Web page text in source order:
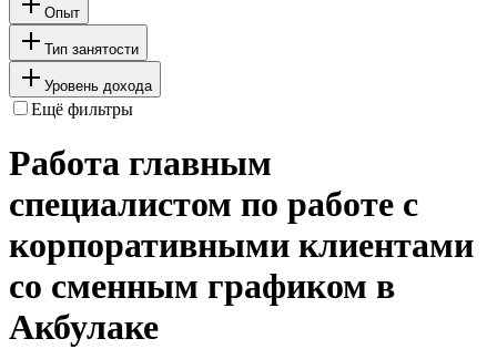
Опыт
Тип занятости
Уровень дохода
Ещё фильтры
Работа главным
специалистом по работе с
корпоративными клиентами
со сменным графиком в
Акбулаке